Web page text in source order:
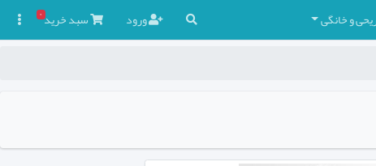
و خانگی ورود سبدخرید۰